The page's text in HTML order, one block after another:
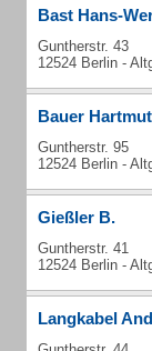
Bast Hans-
Guntherstr. 43
12524 Berlin -
Bauer Hartmut
Guntherstr. 95
12524 Berlin -
Gießler B.
Guntherstr. 41
12524 Berlin -
Langkabel